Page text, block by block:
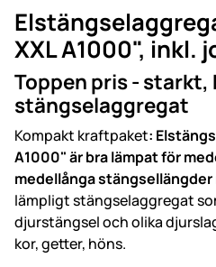
XXL A1000", inkl.
Toppen pris - starkt,
stängselaggregat
Kompakt kraftpaket:
A1000" är bra lämpat för
medellånga
lämpligt stängselaggregat
djurstängsel och olika
kor, getter, höns.